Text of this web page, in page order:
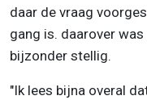
daar de vraag
gang is. daarover
bijzonder stellig.
"Ik lees bijna overal